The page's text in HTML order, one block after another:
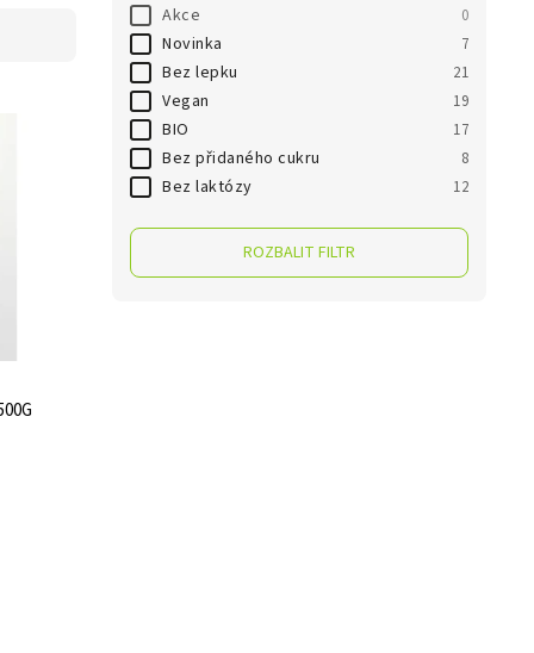
Akce 0
Novinka 7
Bez lepku 21
Vegan 19
BIO 17
Bez přidaného cukru 8
Bez laktózy 12
ROZBALIT FILTR